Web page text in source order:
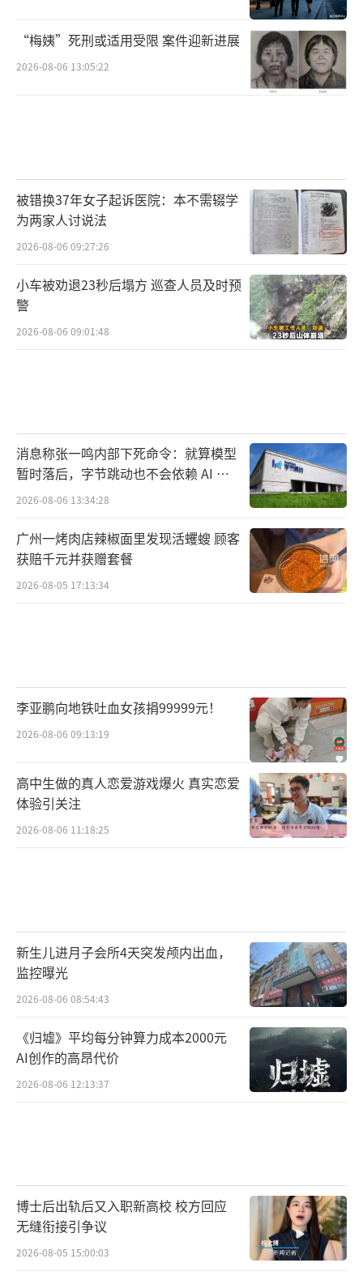
“梅姨”死刑或适用受限 案件迎新进展
2026-08-06 13:05:22
被错换37年女子起诉医院：本不需辍学
为两家人讨说法
2026-08-06 09:27:26
小车被劝退23秒后塌方 巡查人员及时预
警
2026-08-06 09:01:48
消息称张一鸣内部下死命令：就算模型
暂时落后，字节跳动也不会依赖 AI 蒸
馏技术
2026-08-06 13:34:28
广州一烤肉店辣椒面里发现活蠼螋 顾客
获赔千元并获赠套餐
2026-08-05 17:13:34
李亚鹏向地铁吐血女孩捐99999元！
2026-08-06 09:13:19
高中生做的真人恋爱游戏爆火 真实恋爱
体验引关注
2026-08-06 11:18:25
新生儿进月子会所4天突发颅内出血，
监控曝光
2026-08-06 08:54:43
《归墟》平均每分钟算力成本2000元
AI创作的高昂代价
2026-08-06 12:13:37
博士后出轨后又入职新高校 校方回应
无缝衔接引争议
2026-08-05 15:00:03